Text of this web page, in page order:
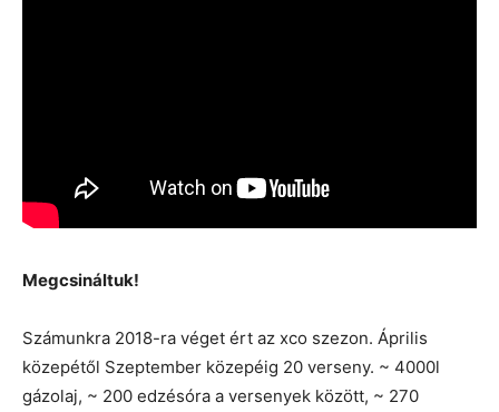
Megcsináltuk!
Számunkra 2018-ra véget ért az xco szezon. Április
közepétől Szeptember közepéig 20 verseny. ~ 4000l
gázolaj, ~ 200 edzésóra a versenyek között, ~ 270